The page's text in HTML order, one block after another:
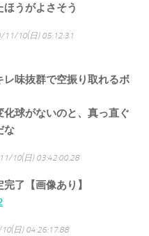
うがよさそう
11/10(日) 05:12:31
味抜群で空振り取れるボ
球がないのと、真っ直ぐ
な
10(日) 03:42:00.28
了【画像あり】
日) 04:26:17.88